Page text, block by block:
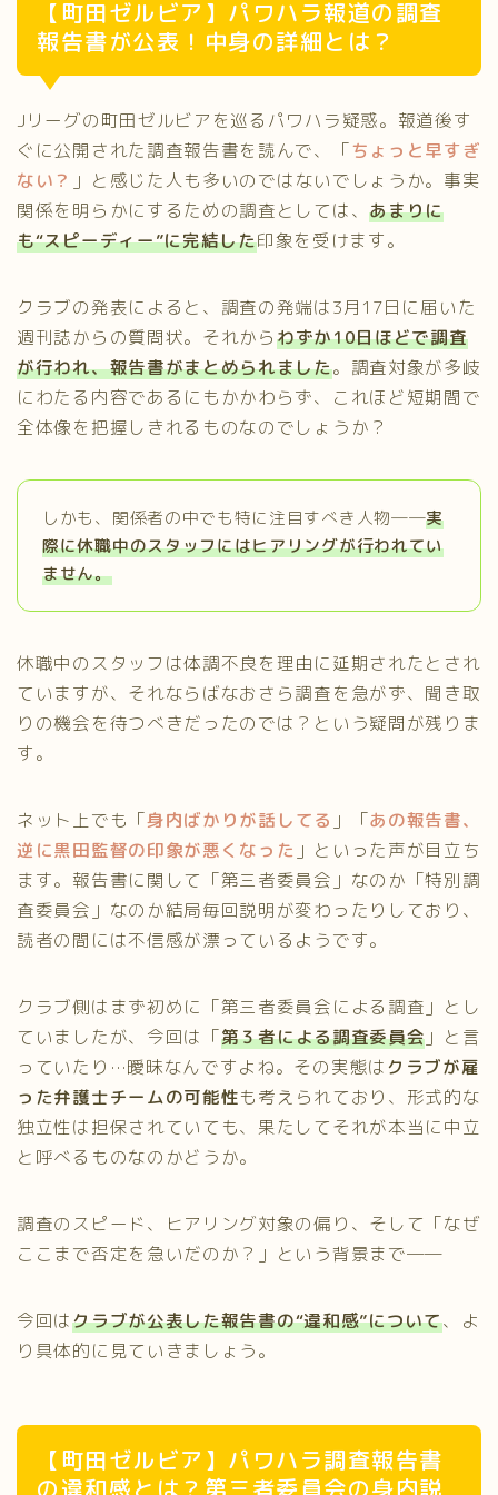
【町田ゼルビア】パワハラ報道の調査
報告書が公表！中身の詳細とは？
Jリーグの町田ゼルビアを巡るパワハラ疑惑。報道後す
ぐに公開された調査報告書を読んで、「ちょっと早すぎ
ない？ 」と感じた人も多いのではないでしょうか。事実
関係を明らかにするための調査としては、あまりに
も“スピーディー”に完結した印象を受けます。
クラブの発表によると、調査の発端は3月17日に届いた
週刊誌からの質問状。それからわずか10日ほどで調査
が行われ、報告書がまとめられました。調査対象が多岐
にわたる内容であるにもかかわらず、これほど短期間で
全体像を把握しきれるものなのでしょうか？
しかも、関係者の中でも特に注目すべき人物――実
際に休職中のスタッフにはヒアリングが行われてい
ません。
休職中のスタッフは体調不良を理由に延期されたとされ
ていますが、それならばなおさら調査を急がず、聞き取
りの機会を待つべきだったのでは？という疑問が残りま
す。
ネット上でも「身内ばかりが話してる 」「あの報告書、
逆に黒田監督の印象が悪くなった 」といった声が目立ち
ます。報告書に関して「第三者委員会」なのか「特別調
査委員会」なのか結局毎回説明が変わったりしており、
読者の間には不信感が漂っているようです。
クラブ側はまず初めに「第三者委員会による調査」とし
ていましたが、今回は「第３者による調査委員会 」と言
っていたり…曖昧なんですよね。その実態はクラブが雇
った弁護士チームの可能性も考えられており、形式的な
独立性は担保されていても、果たしてそれが本当に中立
と呼べるものなのかどうか。
調査のスピード、ヒアリング対象の偏り、そして「なぜ
ここまで否定を急いだのか？」という背景まで──
今回はクラブが公表した報告書の“違和感”について、よ
り具体的に見ていきましょう。
【町田ゼルビア】パワハラ調査報告書
の違和感とは？第三者委員会の身内説